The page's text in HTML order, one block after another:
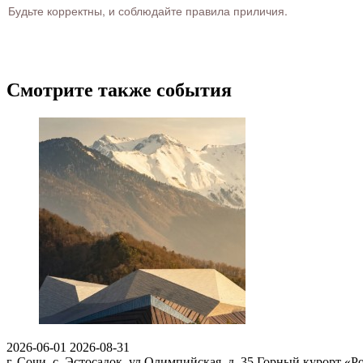
Будьте корректны, и соблюдайте правила приличия.
Смотрите также события
2026-06-01 2026-08-31